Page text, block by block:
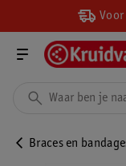
Braces en